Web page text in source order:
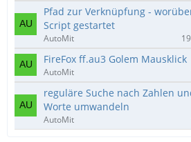
Pfad zur Verknüpfung -
Script gestartet
AutoMit
FireFox ff.au3 Golem Mausklick
AutoMit
reguläre Suche nach Zahlen
Worte umwandeln
AutoMit